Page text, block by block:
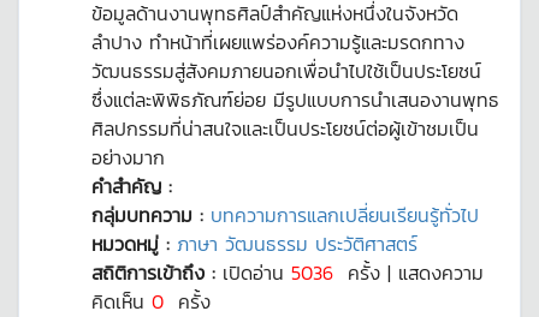
ข้อมูลด้านงานพุทธศิลป์สำคัญแห่งหนึ่งในจังหวัด
ลำปาง ทำหน้าที่เผยแพร่องค์ความรู้และมรดกทาง
วัฒนธรรมสู่สังคมภายนอกเพื่อนำไปใช้เป็นประโยชน์
ซึ่งแต่ละพิพิธภัณฑ์ย่อย มีรูปแบบการนำเสนองานพุทธ
ศิลปกรรมที่น่าสนใจและเป็นประโยชน์ต่อผู้เข้าชมเป็น
อย่างมาก
คำสำคัญ :
กลุ่มบทความ : บทความการแลกเปลี่ยนเรียนรู้ทั่วไป
หมวดหมู่ : ภาษา วัฒนธรรม ประวัติศาสตร์
สถิติการเข้าถึง : เปิดอ่าน 5036 ครั้ง | แสดงความ
คิดเห็น 0 ครั้ง